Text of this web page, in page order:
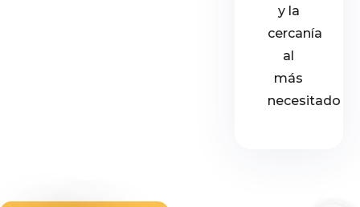
y la
cercanía
al
más
necesitado